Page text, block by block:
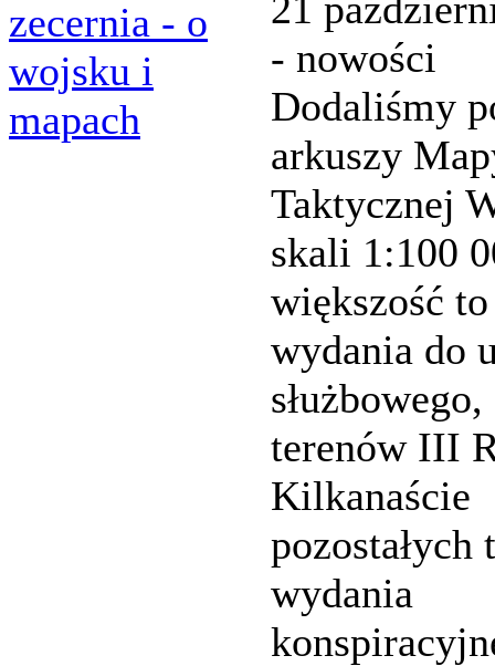
zecernia - o
wojsku i
mapach
- nowości
Dodaliśmy
arkuszy
Taktycznej
skali 1:100
większość to
wydania do
służbowego,
terenów III
Kilkanaście
pozostałych
wydania